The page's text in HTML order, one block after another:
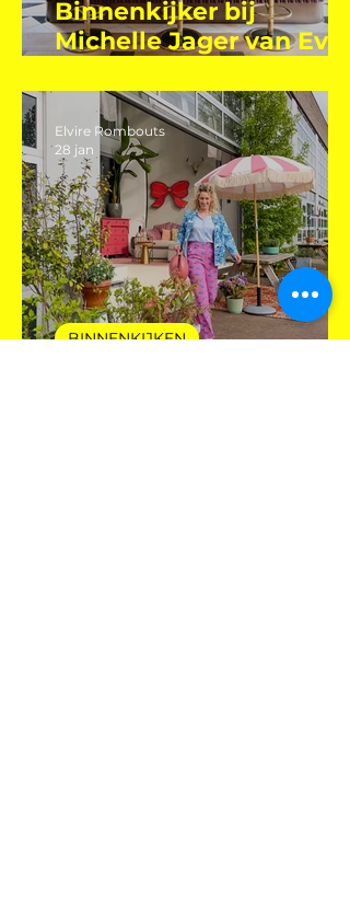
Binnenkijker bij
Michelle Jager van Even
Eleven
BINNENKIJKEN
Elvire Rombouts
28 jan